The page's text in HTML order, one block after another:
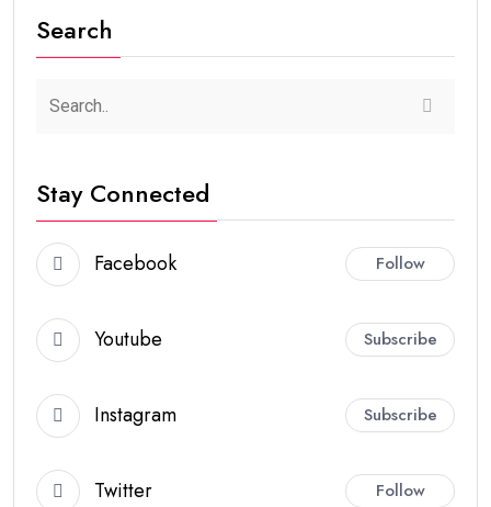
Search
Stay Connected
Facebook Follow
Youtube Subscribe
Instagram Subscribe
Twitter Follow